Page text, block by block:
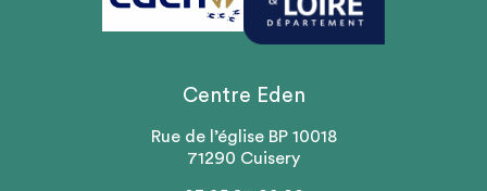
Centre Eden
Rue de l’église BP 10018
71290 Cuisery